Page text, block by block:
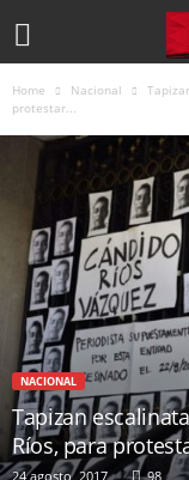
Home Nacional
protestar...
NACIONAL
Tapizan
Ríos, para
24 agosto, 2017 98